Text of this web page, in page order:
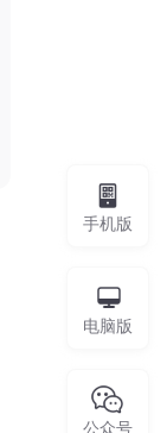
手机版
电脑版
公众号